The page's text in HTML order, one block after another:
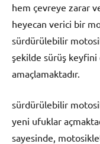
hem çevreye zarar
heyecan verici bir
sürdürülebilir
şekilde sürüş keyfini
amaçlamaktadır.
sürdürülebilir
yeni ufuklar
sayesinde,